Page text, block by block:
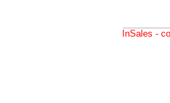
InSales -